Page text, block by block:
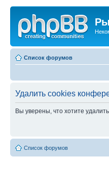
Список форумов
Удалить cookies
Вы уверены, что хотите
Список форумов